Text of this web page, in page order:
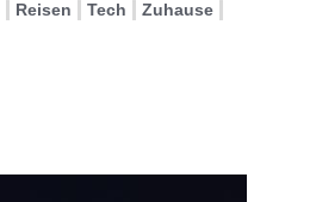
Reisen Tech Zuhause